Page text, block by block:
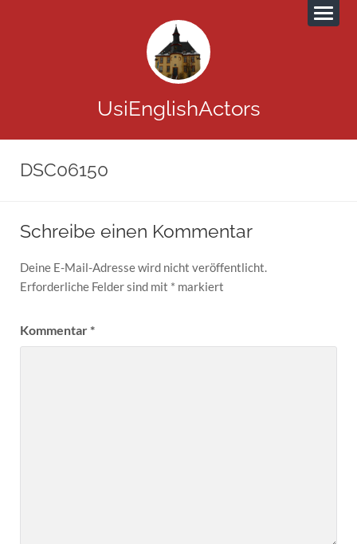
UsiEnglishActors
DSC06150
Schreibe einen Kommentar
Deine E-Mail-Adresse wird nicht veröffentlicht.
Erforderliche Felder sind mit * markiert
Kommentar*